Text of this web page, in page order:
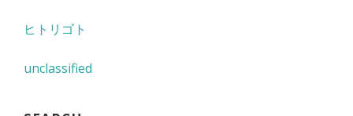
ヒトリゴト
unclassified